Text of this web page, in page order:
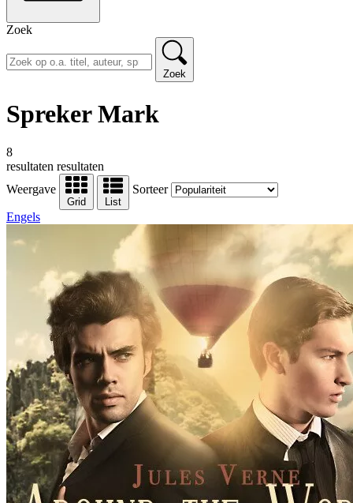
Zoek
Zoek
Spreker Mark
8
resultaten resultaten
Weergave
Grid List
Sorteer
Engels